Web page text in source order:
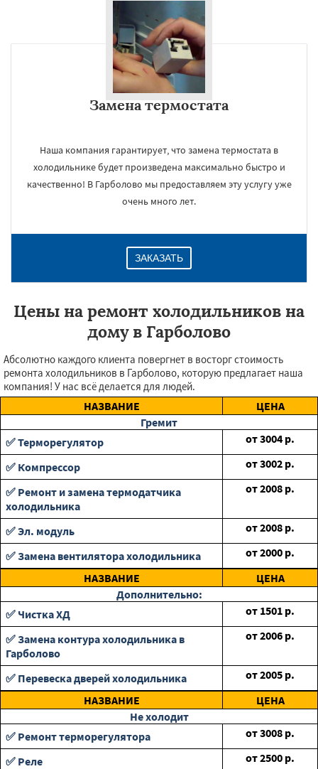
Замена термостата
Наша компания гарантирует, что замена термостата в
холодильнике будет произведена максимально быстро и
качественно! В Гарболово мы предоставляем эту услугу уже
очень много лет.
ЗАКАЗАТЬ
Цены на ремонт холодильников на
дому в Гарболово
Абсолютно каждого клиента повергнет в восторг стоимость
ремонта холодильников в Гарболово, которую предлагает наша
компания! У нас всё делается для людей.
НАЗВАНИЕ
ЦЕНА
Гремит
✅ Терморегулятор
от3004 р.
✅ Компрессор
от3002 р.
✅ Ремонт и замена термодатчика
холодильника
от2008 р.
✅ Эл. модуль от2008 р.
✅ Замена вентилятора холодильника
от2000 р.
НАЗВАНИЕ
ЦЕНА
Дополнительно:
✅ Чистка ХД
от 1501 р.
✅ Замена контура холодильника в
Гарболово
от2006 р.
✅ Перевеска дверей холодильника от2005 р.
НАЗВАНИЕ
ЦЕНА
Не холодит
✅ Ремонт терморегулятора
от3008 р.
✅ Реле
от2500 р.